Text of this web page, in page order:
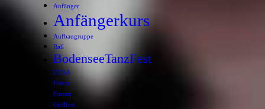
Anfänger
Anfängerkurs
Aufbaugruppe
Ball
BodenseeTanzFest
DTSA
Feiern
Forum
Grillfest